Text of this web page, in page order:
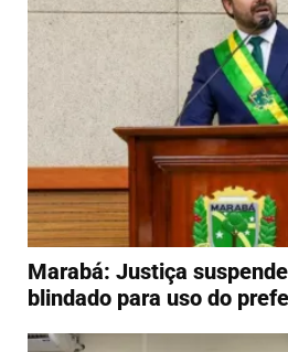
Marabá: Justiça
blindado para uso do